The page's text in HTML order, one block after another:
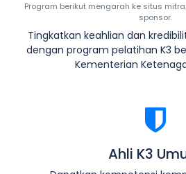
Program berikut mengarah ke situs
sponsor.
Tingkatkan keahlian dan
dengan program pelatihan K3
Kementerian
Ahli K3